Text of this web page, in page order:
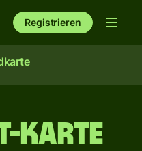
Registrieren
Karte